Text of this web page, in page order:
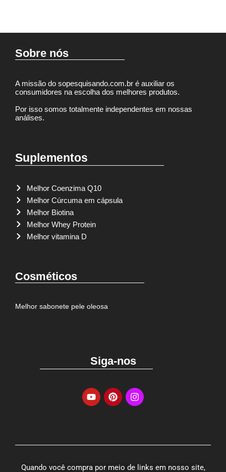
Sobre nós
A missão do sopesquisando.com.br é auxiliar os
consumidores na escolha dos melhores produtos.
Por isso somos totalmente independentes em nossas
análises.
Suplementos
Melhor Coenzima Q10
Melhor Cúrcuma em cápsula
Melhor Biotina
Melhor Whey Protein
Melhor vitamina D
Cosméticos
Melhor sabonete pele oleosa
Siga-nos
Quando você compra por meio de links em nosso site,